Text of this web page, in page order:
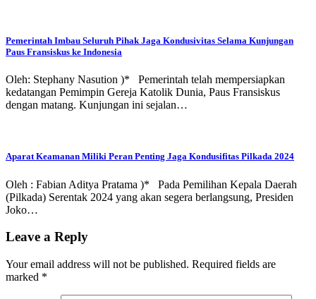
Pemerintah Imbau Seluruh Pihak Jaga Kondusivitas Selama Kunjungan
Paus Fransiskus ke Indonesia
Oleh: Stephany Nasution )* Pemerintah telah mempersiapkan
kedatangan Pemimpin Gereja Katolik Dunia, Paus Fransiskus
dengan matang. Kunjungan ini sejalan…
Aparat Keamanan Miliki Peran Penting Jaga Kondusifitas Pilkada 2024
Oleh : Fabian Aditya Pratama )* Pada Pemilihan Kepala Daerah
(Pilkada) Serentak 2024 yang akan segera berlangsung, Presiden
Joko…
Leave a Reply
Your email address will not be published. Required fields are
marked *